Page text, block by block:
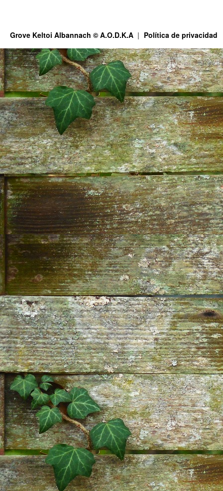
Grove Keltoi Albannach © A.O.D.K.A Política de privacidad
This site is